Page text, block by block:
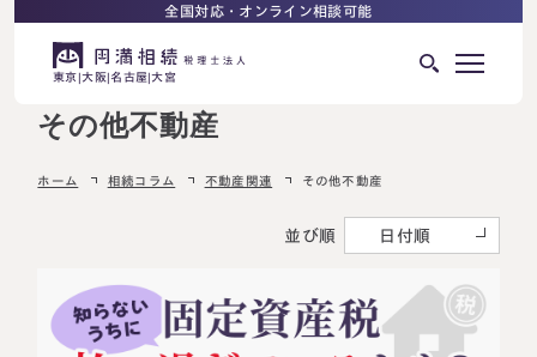
全国対応・オンライン相談可能
東京 大阪 名古屋 大宮
はじめての方へ
相続が発生した方へ
相続税申告について
その他不動産
ホーム 相続コラム 不動産関連 その他不動産
並び順 日付順